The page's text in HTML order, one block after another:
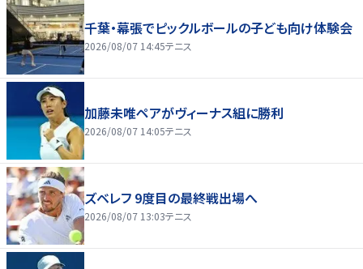
千葉・幕張でピックルボールの子ども向け体験会
2026/08/07 14:45テニス
加藤未唯ペアがヴィーナス組に勝利
2026/08/07 14:05テニス
ズベレフ 9度目の最終戦出場へ
2026/08/07 13:03テニス